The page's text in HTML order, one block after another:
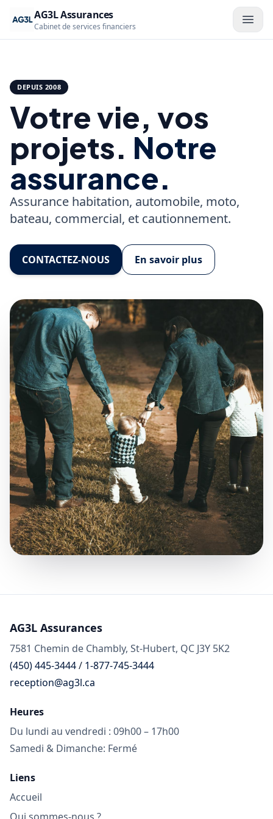
AG3L Assurances
Cabinet de services financiers
DEPUIS 2008
Votre vie, vos
projets. Notre
assurance.
Assurance habitation, automobile, moto,
bateau, commercial, et cautionnement.
CONTACTEZ-NOUS En savoir plus
AG3L Assurances
7581 Chemin de Chambly, St-Hubert, QC J3Y 5K2
(450) 445-3444/ 1-877-745-3444
reception@ag3l.ca
Heures
Du lundi au vendredi : 09h00 – 17h00
Samedi & Dimanche: Fermé
Liens
Accueil